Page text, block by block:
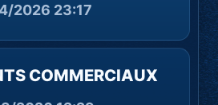
2026 23:17
COMMERCIAUX